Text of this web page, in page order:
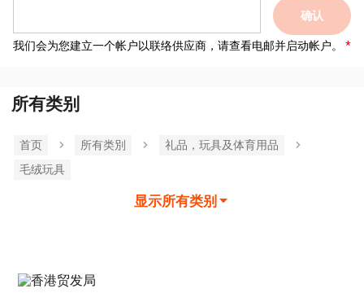
确认
我们会为您建立一个帐户以联络供应商，请查看电邮并启动帐户。
所有类别
首页 所有类別
礼品，玩具及体育用品
毛绒玩具
显示所有类别